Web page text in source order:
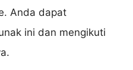
Anda dapat
ini dan mengikuti